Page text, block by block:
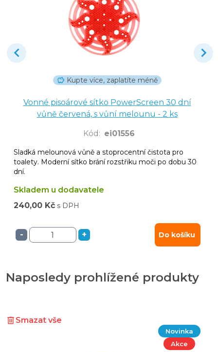
Kupte více, zaplatíte méně
Vonné pisoárové sítko PowerScreen 30 dní
vůně červená, s vůní melounu - 2 ks
Kód : ei01556
Sladká melounová vůně a stoprocentní čistota pro
toalety. Moderní sítko brání rozstřiku moči po dobu 30
dní.
Skladem u dodavatele
240,00 Kč s DPH
- + Do košíku
Naposledy prohlížené produkty
Smazat vše
Novinka
Akce